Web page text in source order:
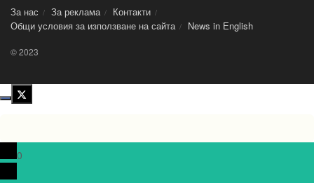
За нас За реклама
Контакти
Общи условия за използване на сайта
News in Еnglish
© 2023
0